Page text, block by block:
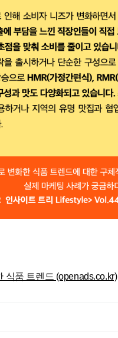
식품 트렌드 (openads.co.kr)